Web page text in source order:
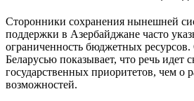
Сторонники сохранения нынешней
поддержки в Азербайджане часто
ограниченность бюджетных
Беларусью показывает, что речь идет
государственных приоритетов, чем о
возможностей.